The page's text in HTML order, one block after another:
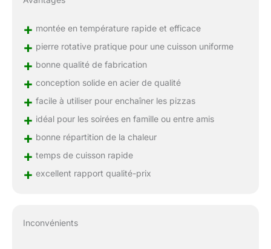
+ montée en température rapide et efficace
+ pierre rotative pratique pour une cuisson uniforme
+ bonne qualité de fabrication
+ conception solide en acier de qualité
+ facile à utiliser pour enchaîner les pizzas
+ idéal pour les soirées en famille ou entre amis
+ bonne répartition de la chaleur
+ temps de cuisson rapide
+ excellent rapport qualité-prix
Inconvénients